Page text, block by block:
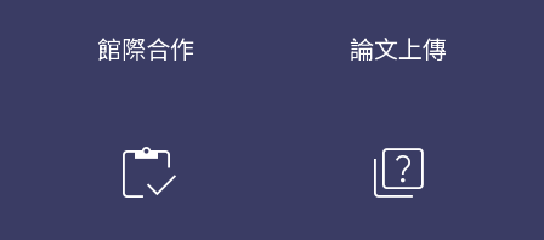
館際合作 論文上傳
inventory quiz